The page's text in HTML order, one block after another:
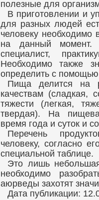
полезные для
В приготовлении и
для разных людей
человеку необходимо
на данный момент.
специалист,
Необходимо также
определить с
Пища делится на
качествам (сладкая,
тяжести (легкая,
твердая). На
время года и суток и
Перечень
человеку, согласно
специальной таблице.
Это лишь
необходимо
аюрведы захотят
Дата публикации: